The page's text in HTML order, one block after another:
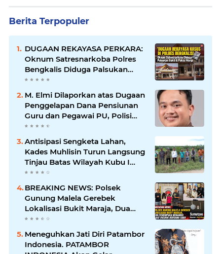
Berita Terpopuler
DUGAAN REKAYASA PERKARA:
Oknum Satresnarkoba Polres
Bengkalis Diduga Palsukan
Barang Bukti Hingga Paksa
M. Elmi Dilaporkan atas Dugaan
Penggelapan Dana Pensiunan
Guru dan Pegawai PU, Polisi
Pastikan Proses Hukum
Antisipasi Sengketa Lahan,
Kades Muhlisin Turun Langsung
Tinjau Batas Wilayah Kubu I
yang Diduga Diserobot PT Jatim
BREAKING NEWS: Polsek
Gunung Malela Gerebek
Lokalisasi Bukit Maraja, Dua
Perempuan Menangis Saat
Meneguhkan Jati Diri Patambor
Indonesia. PATAMBOR